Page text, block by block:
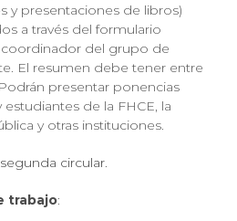
y presentaciones de libros)
a través del formulario
coordinador del grupo de
El resumen debe tener entre
presentar ponencias
de la FHCE, la
y otras instituciones.
segunda circular
trabajo: